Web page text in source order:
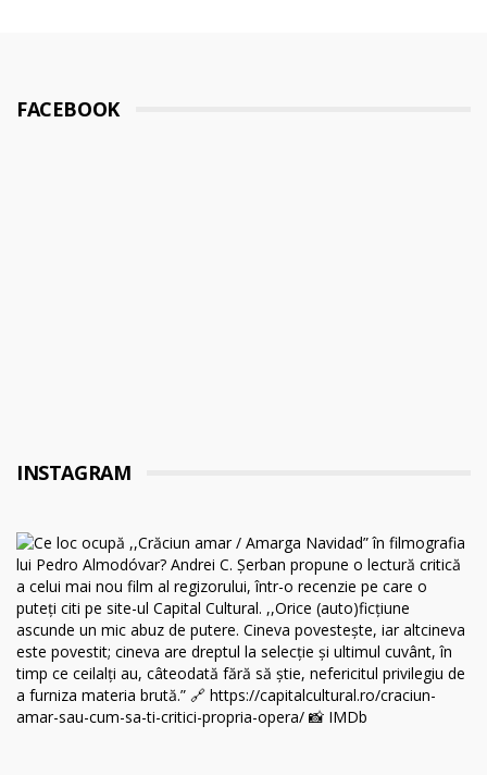
FACEBOOK
INSTAGRAM